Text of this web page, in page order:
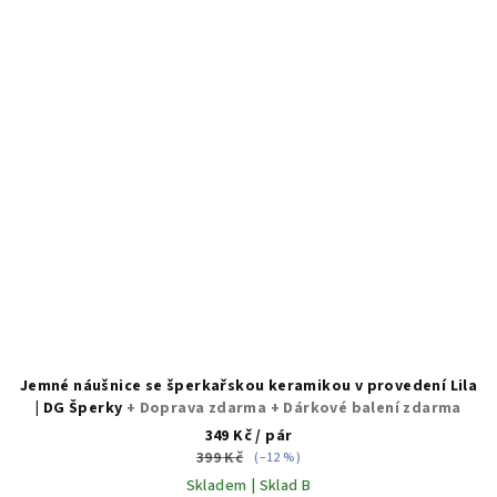
Jemné náušnice se šperkařskou keramikou v provedení Lila
| DG Šperky + Doprava zdarma + Dárkové balení zdarma
349 Kč/ pár
399 Kč (–12 %)
Skladem | Sklad B